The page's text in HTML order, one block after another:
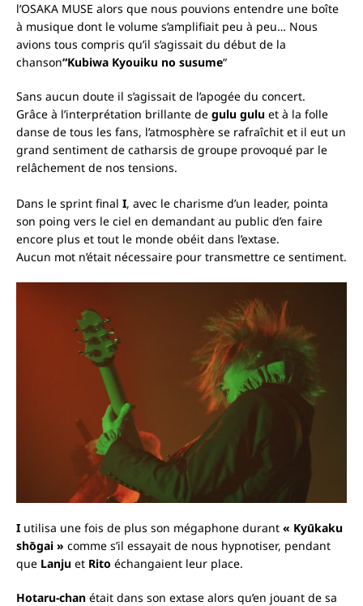
l’OSAKA MUSE alors que nous pouvions entendre une boîte
à musique dont le volume s’amplifiait peu à peu… Nous
avions tous compris qu’il s’agissait du début de la
chanson“Kubiwa Kyouiku no susume“
Sans aucun doute il s’agissait de l’apogée du concert.
Grâce à l’interprétation brillante de gulu gulu et à la folle
danse de tous les fans, l’atmosphère se rafraîchit et il eut un
grand sentiment de catharsis de groupe provoqué par le
relâchement de nos tensions.
Dans le sprint final I, avec le charisme d’un leader, pointa
son poing vers le ciel en demandant au public d’en faire
encore plus et tout le monde obéit dans l’extase.
Aucun mot n’était nécessaire pour transmettre ce sentiment.
I utilisa une fois de plus son mégaphone durant « Kyūkaku
shōgai » comme s’il essayait de nous hypnotiser, pendant
que Lanju et Rito échangaient leur place.
Hotaru-chan était dans son extase alors qu’en jouant de sa